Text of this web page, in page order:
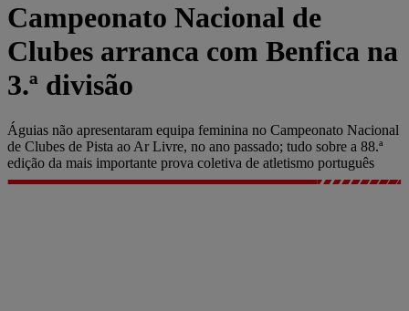
Campeonato Nacional de
Clubes arranca com Benfica na
3.ª divisão
Águias não apresentaram equipa feminina no Campeonato Nacional
de Clubes de Pista ao Ar Livre, no ano passado; tudo sobre a 88.ª
edição da mais importante prova coletiva de atletismo português